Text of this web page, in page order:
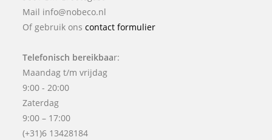
Mail info@nobeco.nl
Of gebruik onscontact formulier
Telefonisch bereikbaar:
Maandag t/m vrijdag
9:00 - 20:00
Zaterdag
9:00 – 17:00
(+31)6 13428184